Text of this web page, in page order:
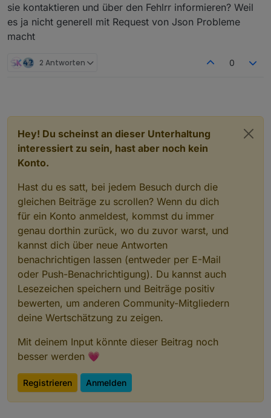
sie kontaktieren und über den Fehlrr informieren? Weil
es ja nicht generell mit Request von Json Probleme
macht
2 Antworten 0
Hey! Du scheinst an dieser Unterhaltung
interessiert zu sein, hast aber noch kein
Konto.
Hast du es satt, bei jedem Besuch durch die
gleichen Beiträge zu scrollen? Wenn du dich
für ein Konto anmeldest, kommst du immer
genau dorthin zurück, wo du zuvor warst, und
kannst dich über neue Antworten
benachrichtigen lassen (entweder per E-Mail
oder Push-Benachrichtigung). Du kannst auch
Lesezeichen speichern und Beiträge positiv
bewerten, um anderen Community-Mitgliedern
deine Wertschätzung zu zeigen.
Mit deinem Input könnte dieser Beitrag noch
besser werden 💗
Registrieren Anmelden